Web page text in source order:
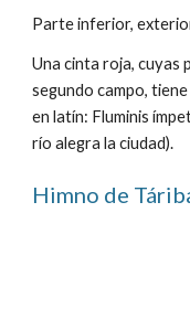
Parte inferior,
Una cinta roja, cuyas
segundo campo,
en latín: Fluminis
río alegra la ciudad).
Himno de